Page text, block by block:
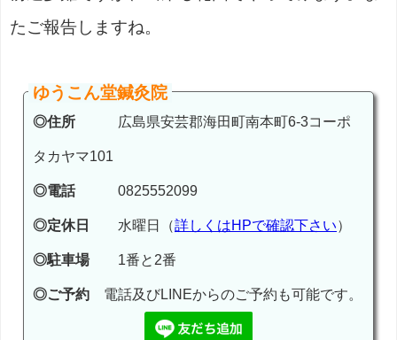
たご報告しますね。
ゆうこん堂鍼灸院
◎住所 広島県安芸郡海田町南本町6-3コーポ
タカヤマ101
◎電話0825552099
◎定休日 水曜日（詳しくはHPで確認下さい）
◎駐車場1番と2番
◎ご予約 電話及びLINEからのご予約も可能です。